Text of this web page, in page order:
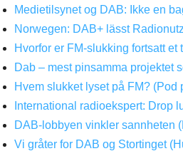
Medietilsynet og DAB: Ikke en
Norwegen: DAB+ lässt
Hvorfor er FM-slukking fortsatt et
Dab – mest pinsamma projektet
Hvem slukket lyset på FM? (Pod
International radioekspert: Drop
DAB-lobbyen vinkler sannheten
Vi gråter for DAB og Stortinget